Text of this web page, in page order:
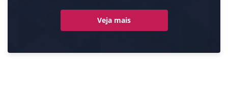
Veja mais